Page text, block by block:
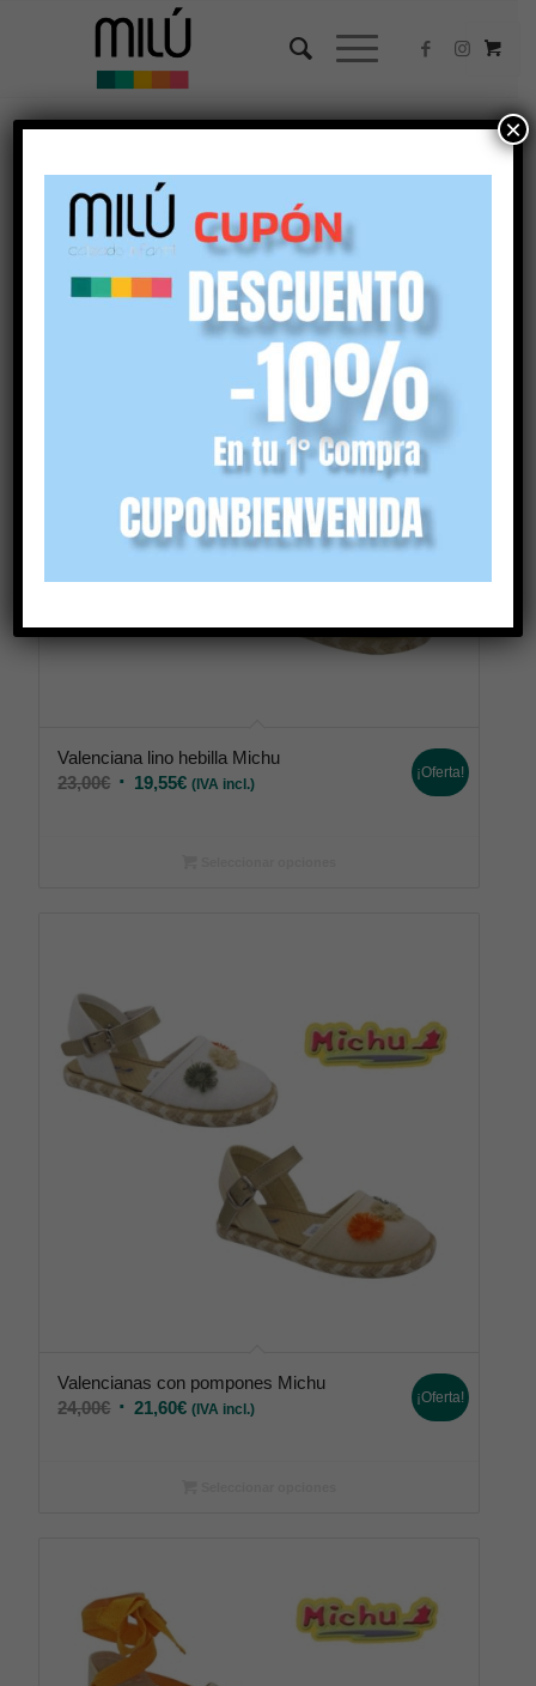
Por defecto
45 Artículos por página
Valenciana lino hebilla Michu
23,00€ 19,55€ (IVA incl.)
¡Oferta!
Valencianas con pompones Michu
24,00€ 21,60€ (IVA incl.)
¡Oferta!
×